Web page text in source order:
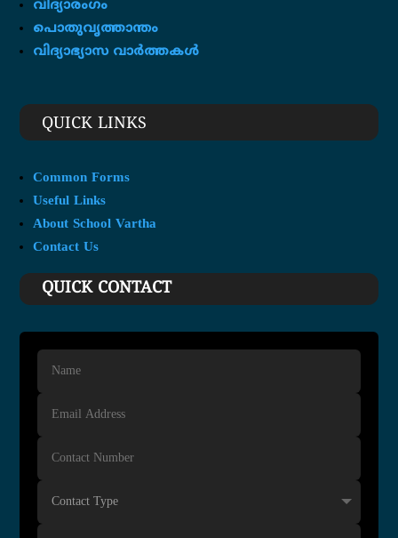
വിദ്യാരംഗം
പൊതുവൃത്താന്തം
വിദ്യാഭ്യാസ വാർത്തകൾ
QUICK LINKS
Common Forms
Useful Links
About School Vartha
Contact Us
QUICK CONTACT